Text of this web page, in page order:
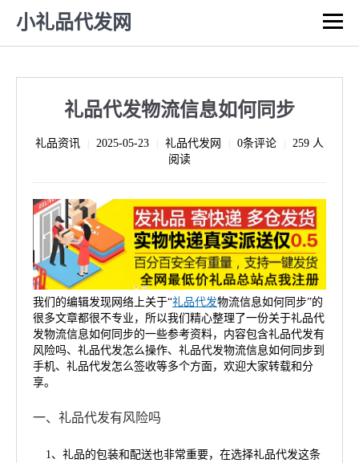
小礼品代发网
礼品代发物流信息如何同步
礼品资讯 2025-05-23 礼品代发网 0条评论
259 人
阅读
我们的编辑发现网络上关于“礼品代发物流信息如何同步”的
很多文章都很不专业，所以我们精心整理了一份关于礼品代
发物流信息如何同步的一些参考资料，内容包含礼品代发有
风险吗、礼品代发怎么操作、礼品代发物流信息如何同步到
手机、礼品代发怎么签收等多个方面，欢迎大家转载和分
享。
一、礼品代发有风险吗
1、礼品的包装和配送也非常重要，在选择礼品代发这条